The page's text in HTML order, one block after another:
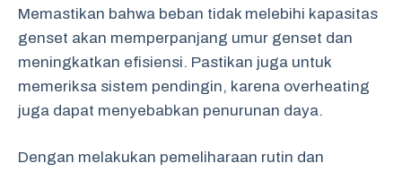
Memastikan bahwa beban tidak melebihi kapasitas
genset akan memperpanjang umur genset dan
meningkatkan efisiensi. Pastikan juga untuk
memeriksa sistem pendingin, karena overheating
juga dapat menyebabkan penurunan daya.
Dengan melakukan pemeliharaan rutin dan